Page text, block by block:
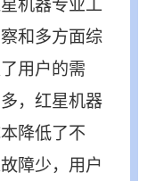
机器专业工
和多方面综
用户的需
，红星机器
降低了不
障少，用户